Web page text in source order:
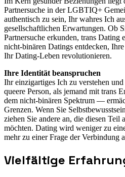
Partnersuche in der LGBTIQ+
authentisch zu sein, Ihr wahres Ich
gesellschaftlichen Erwartungen. Ob
Partnersuche erkunden, trans Dating
nicht-binären Datings entdecken,
Ihr Dating-Leben revolutionieren.
Ihre Identität beanspruchen
Ihr einzigartiges Ich zu verstehen
queere Person, als jemand mit trans
dem nicht-binären Spektrum —
Grenzen. Wenn Sie
ziehen Sie andere an, die diesen Teil
möchten. Dating wird weniger zu
mehr zu einer Frage der Verbindung
Vielfältige